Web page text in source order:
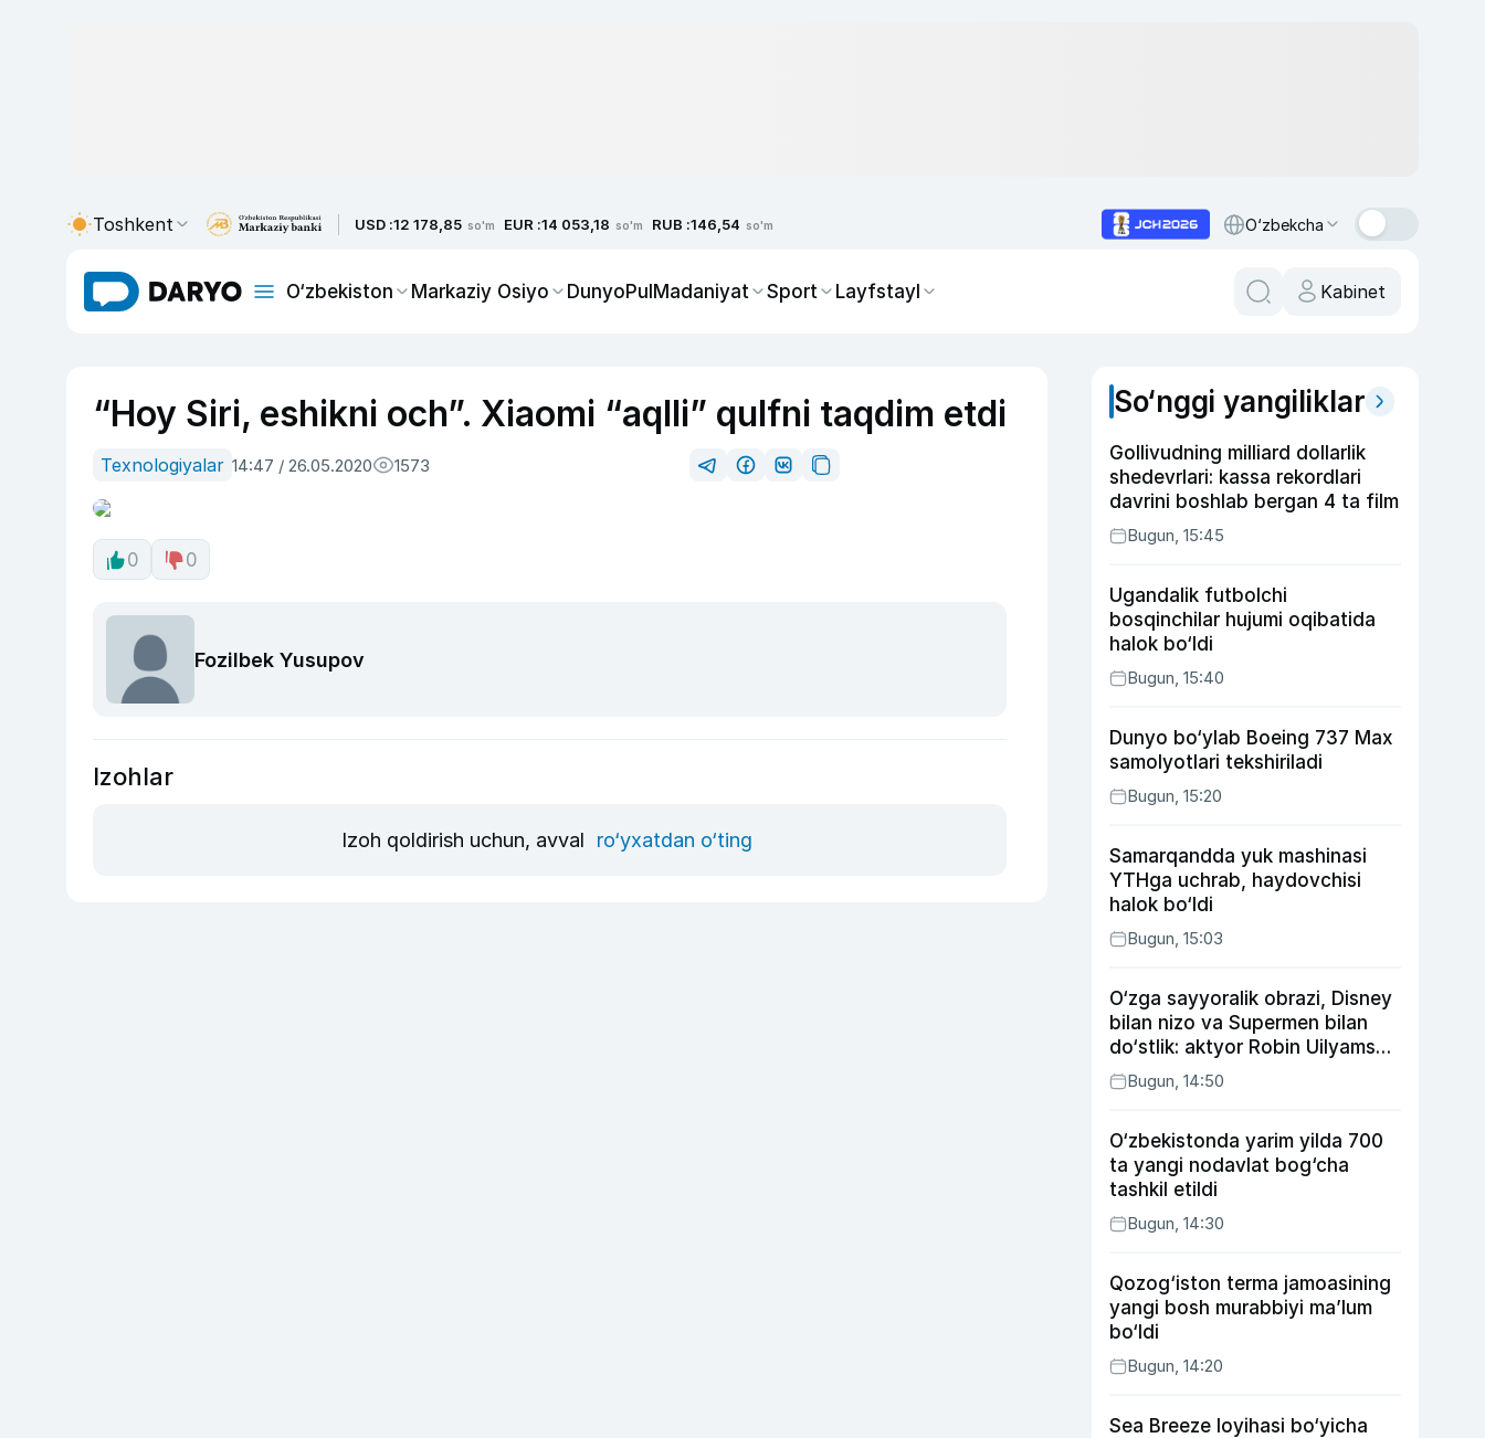
Toshkent USD :12 178,85 so'm EUR :14 053,18 so'm RUB :146,54 so'm O‘zbekcha
O‘zbekiston Markaziy Osiyo DunyoPulMadaniyat Sport Layfstayl Kabinet
“Hoy Siri, eshikni och”. Xiaomi “aqlli” qulfni taqdim etdi
Texnologiyalar 14:47 / 26.05.2020 1573
0 0
Fozilbek Yusupov
Izohlar
Izoh qoldirish uchun, avval ro‘yxatdan o‘ting
So‘nggi yangiliklar
Gollivudning milliard dollarlik
shedevrlari: kassa rekordlari
davrini boshlab bergan 4 ta film
Bugun, 15:45
Ugandalik futbolchi
bosqinchilar hujumi oqibatida
halok bo‘ldi
Bugun, 15:40
Dunyo bo‘ylab Boeing 737 Max
samolyotlari tekshiriladi
Bugun, 15:20
Samarqandda yuk mashinasi
YTHga uchrab, haydovchisi
halok bo‘ldi
Bugun, 15:03
O‘zga sayyoralik obrazi, Disney
bilan nizo va Supermen bilan
do‘stlik: aktyor Robin Uilyams
haqida ko‘pchilik bilmaydigan
faktlar
Bugun, 14:50
O‘zbekistonda yarim yilda 700
ta yangi nodavlat bog‘cha
tashkil etildi
Bugun, 14:30
Qozog‘iston terma jamoasining
yangi bosh murabbiyi ma’lum
bo‘ldi
Bugun, 14:20
Sea Breeze loyihasi bo‘yicha